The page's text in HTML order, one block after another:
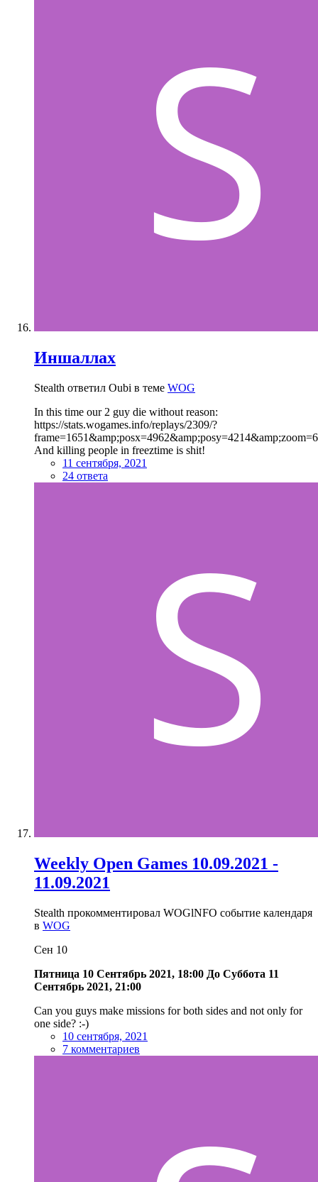
Иншаллах
Stealth ответил Oubi в теме WOG
In this time our 2 guy die without reason:
https://stats.wogames.info/replays/2309/?
And killing people in freeztime is shit!
11 сентября, 2021
24 ответа
Weekly Open Games 10.09.2021 -
11.09.2021
Stealth прокомментировал WOGlNFO событие календаря
в WOG
Сен 10
Пятница 10 Сентябрь 2021, 18:00 До Суббота 11
Сентябрь 2021, 21:00
Can you guys make missions for both sides and not only for
one side? :-)
10 сентября, 2021
7 комментариев